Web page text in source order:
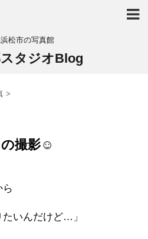
松市の写真館
タジオBlog
>
撮影☺
ら
たいんだけど…」